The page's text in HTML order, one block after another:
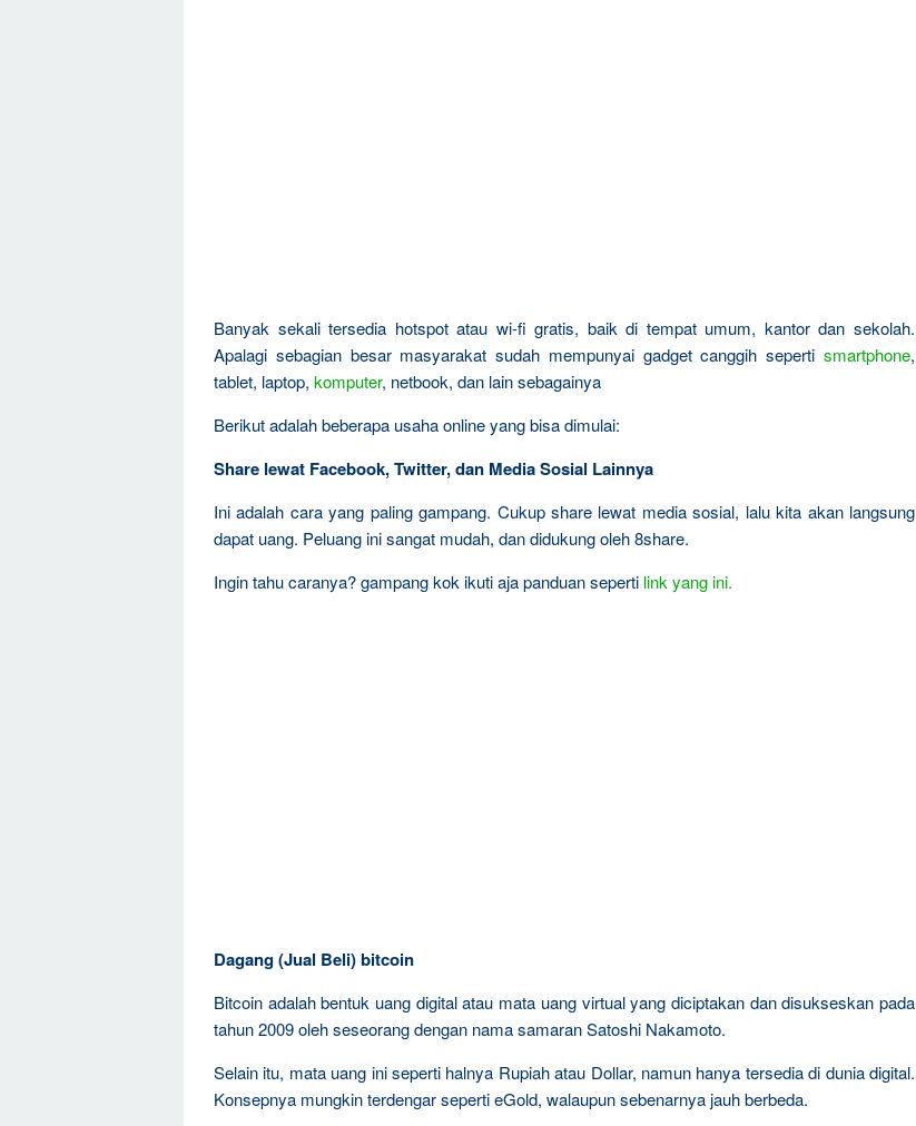
Banyak sekali tersedia hotspot atau wi-fi gratis, baik di tempat umum, kantor dan sekolah.
Apalagi sebagian besar masyarakat sudah mempunyai gadget canggih seperti smartphone,
tablet, laptop, komputer, netbook, dan lain sebagainya
Berikut adalah beberapa usaha online yang bisa dimulai:
Share lewat Facebook, Twitter, dan Media Sosial Lainnya
Ini adalah cara yang paling gampang. Cukup share lewat media sosial, lalu kita akan langsung
dapat uang. Peluang ini sangat mudah, dan didukung oleh 8share.
Ingin tahu caranya? gampang kok ikuti aja panduan seperti link yang ini.
Dagang (Jual Beli) bitcoin
Bitcoin adalah bentuk uang digital atau mata uang virtual yang diciptakan dan disukseskan pada
tahun 2009 oleh seseorang dengan nama samaran Satoshi Nakamoto.
Selain itu, mata uang ini seperti halnya Rupiah atau Dollar, namun hanya tersedia di dunia digital.
Konsepnya mungkin terdengar seperti eGold, walaupun sebenarnya jauh berbeda.